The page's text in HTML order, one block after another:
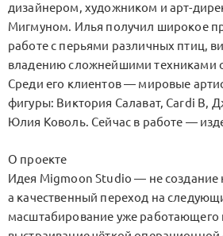
дизайнером, художником и арт-
Мигмуном. Илья получил широкое
работе с перьями различных птиц,
владению сложнейшими техниками
Среди его клиентов — мировые
фигуры: Виктория Салават, Cardi B,
Юлия Коволь. Сейчас в работе —
О проекте
Идея Migmoon Studio — не создание
а качественный переход на
масштабирование уже работающего